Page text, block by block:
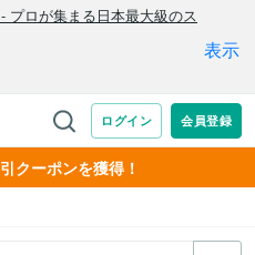
クーポンを獲得！